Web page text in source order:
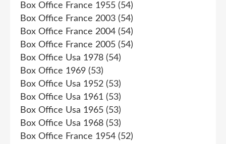
Box Office France 1955 (54)
Box Office France 2003 (54)
Box Office France 2004 (54)
Box Office France 2005 (54)
Box Office Usa 1978 (54)
Box Office 1969 (53)
Box Office Usa 1952 (53)
Box Office Usa 1961 (53)
Box Office Usa 1965 (53)
Box Office Usa 1968 (53)
Box Office France 1954 (52)